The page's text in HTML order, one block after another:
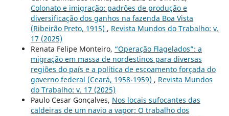
Colonato e imigração: padrões de produção e
diversificação dos ganhos na fazenda Boa Vista
(Ribeirão Preto, 1915) , Revista Mundos do Trabalho: v.
17 (2025)
Renata Felipe Monteiro, “Operação Flagelados”: a
migração em massa de nordestinos para diversas
regiões do país e a política de escoamento forçada do
governo federal (Ceará, 1958-1959) , Revista Mundos
do Trabalho: v. 17 (2025)
Paulo Cesar Gonçalves, Nos locais sufocantes das
caldeiras de um navio a vapor: O trabalho dos